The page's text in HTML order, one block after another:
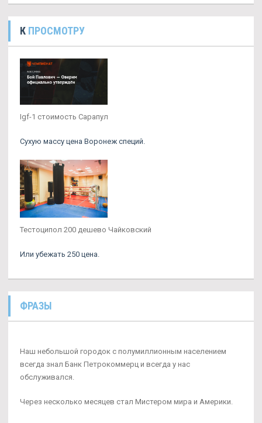
К ПРОСМОТРУ
Igf-1 стоимость Сарапул
Сухую массу цена Воронеж специй.
Тестоципол 200 дешево Чайковский
Или убежать 250 цена.
ФРАЗЫ
Наш небольшой городок с полумиллионным населением
всегда знал Банк Петрокоммерц и всегда у нас
обслуживался.
Через несколько месяцев стал Мистером мира и Америки.